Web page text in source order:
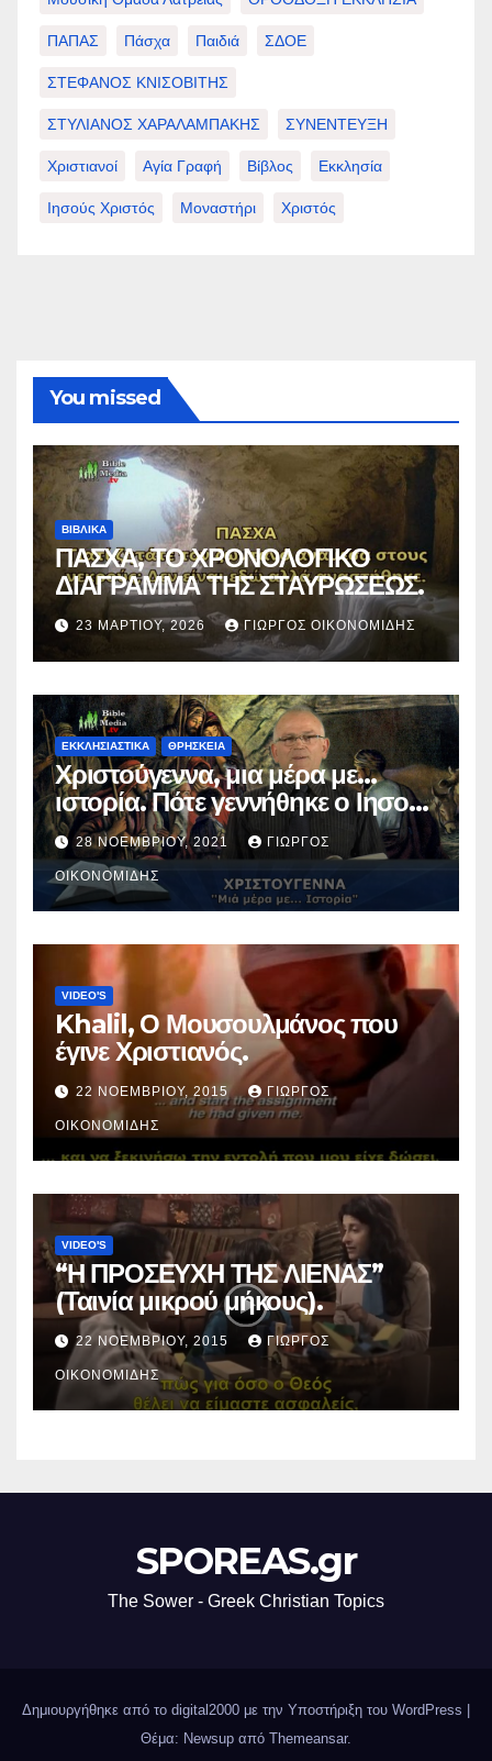
ΠΑΠΑΣ Πάσχα Παιδιά ΣΔΟΕ
ΣΤΕΦΑΝΟΣ ΚΝΙΣΟΒΙΤΗΣ
ΣΤΥΛΙΑΝΟΣ ΧΑΡΑΛΑΜΠΑΚΗΣ ΣΥΝΕΝΤΕΥΞΗ
Χριστιανοί Αγία Γραφή Βίβλος Εκκλησία
Ιησούς Χριστός Μοναστήρι Χριστός
You missed
ΒΙΒΛΙΚΑ
ΠΑΣΧΑ, ΤΟ ΧΡΟΝΟΛΟΓΙΚΟ
ΔΙΑΓΡΑΜΜΑ ΤΗΣ ΣΤΑΥΡΩΣΕΩΣ.
23 ΜΑΡΤΊΟΥ, 2026 ΓΙΏΡΓΟΣ ΟΙΚΟΝΟΜΊΔΗΣ
ΕΚΚΛΗΣΙΑΣΤΙΚΑ ΘΡΗΣΚΕΙΑ
Χριστούγεννα, μια μέρα με…
ιστορία. Πότε γεννήθηκε ο Ιησούς
Χριστός; (Βίντεο).
28 ΝΟΕΜΒΡΊΟΥ, 2021 ΓΙΏΡΓΟΣ
ΟΙΚΟΝΟΜΊΔΗΣ
VIDEO'S
Khalil, Ο Μουσουλμάνος που
έγινε Χριστιανός.
22 ΝΟΕΜΒΡΊΟΥ, 2015 ΓΙΏΡΓΟΣ
ΟΙΚΟΝΟΜΊΔΗΣ
VIDEO'S
“Η ΠΡΟΣΕΥΧΗ ΤΗΣ ΛΙΕΝΑΣ”
(Ταινία μικρού μήκους).
22 ΝΟΕΜΒΡΊΟΥ, 2015 ΓΙΏΡΓΟΣ
ΟΙΚΟΝΟΜΊΔΗΣ
SPOREAS.gr
The Sower - Greek Christian Topics
Δημιουργήθηκε από το digital2000 με την Υποστήριξη του WordPress
Θέμα: Newsup από Themeansar.